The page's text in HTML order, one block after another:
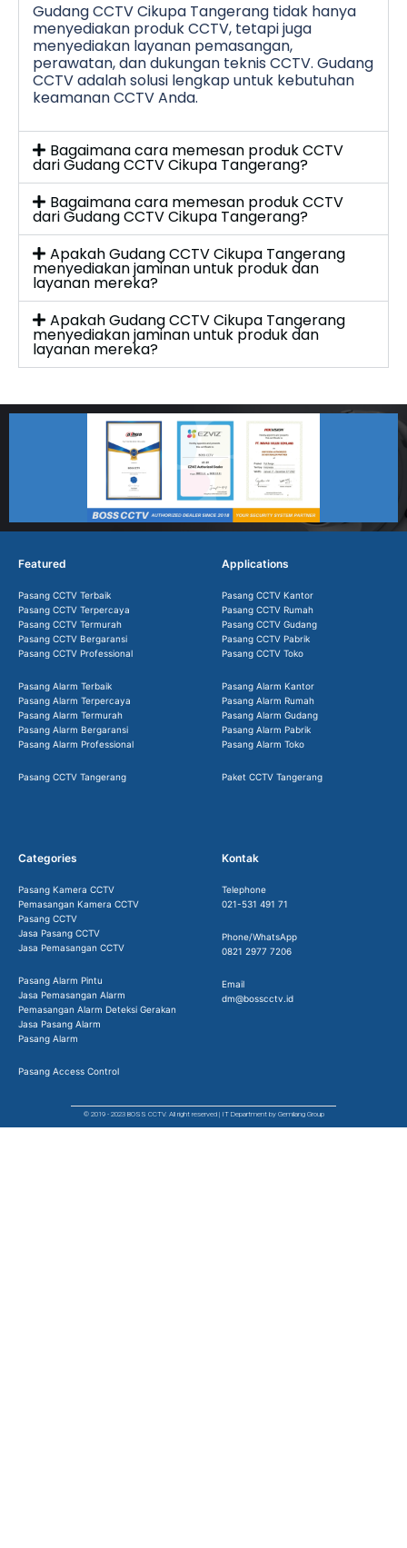
Gudang CCTV Cikupa Tangerang tidak hanya
menyediakan produk CCTV, tetapi juga
menyediakan layanan pemasangan,
perawatan, dan dukungan teknis CCTV. Gudang
CCTV adalah solusi lengkap untuk kebutuhan
keamanan CCTV Anda.
Bagaimana cara memesan produk CCTV
dari Gudang CCTV Cikupa Tangerang?
Bagaimana cara memesan produk CCTV
dari Gudang CCTV Cikupa Tangerang?
Apakah Gudang CCTV Cikupa Tangerang
menyediakan jaminan untuk produk dan
layanan mereka?
Apakah Gudang CCTV Cikupa Tangerang
menyediakan jaminan untuk produk dan
layanan mereka?
Featured
Pasang CCTV Terbaik
Pasang CCTV Terpercaya
Pasang CCTV Termurah
Pasang CCTV Bergaransi
Pasang CCTV Professional
Pasang Alarm Terbaik
Pasang Alarm Terpercaya
Pasang Alarm Termurah
Pasang Alarm Bergaransi
Pasang Alarm Professional
Pasang CCTV Tangerang
Applications
Pasang CCTV Kantor
Pasang CCTV Rumah
Pasang CCTV Gudang
Pasang CCTV Pabrik
Pasang CCTV Toko
Pasang Alarm Kantor
Pasang Alarm Rumah
Pasang Alarm Gudang
Pasang Alarm Pabrik
Pasang Alarm Toko
Paket CCTV Tangerang
Categories
Pasang Kamera CCTV
Pemasangan Kamera CCTV
Pasang CCTV
Jasa Pasang CCTV
Jasa Pemasangan CCTV
Pasang Alarm Pintu
Jasa Pemasangan Alarm
Pemasangan Alarm Deteksi Gerakan
Jasa Pasang Alarm
Pasang Alarm
Pasang Access Control
Kontak
Telephone
021-531 491 71
Phone/WhatsApp
0821 2977 7206
Email
dm@bosscctv.id
© 2019 - 2023 BOSS CCTV. All right reserved | IT Department by Gemilang Group